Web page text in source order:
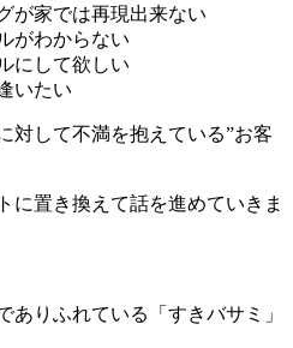
が家では再現出来ない
がわからない
にして欲しい
いたい
対して不満を抱えている”お客
に置き換えて話を進めていきま
ありふれている「すきバサミ」